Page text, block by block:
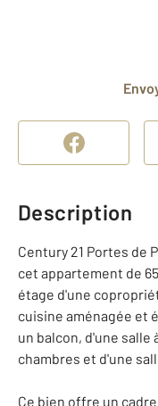
Description
Century 21 Portes de
cet appartement de
étage d'une
cuisine aménagée et
un balcon, d'une salle
chambres et d'une
Ce bien offre un